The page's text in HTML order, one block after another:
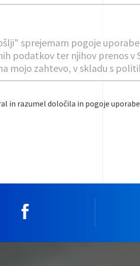
in razumel določila in pogoje uporabe